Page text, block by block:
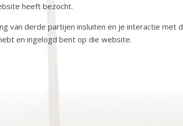
heeft bezocht.
van derde partijen insluiten en je interactie met
en ingelogd bent op die website.